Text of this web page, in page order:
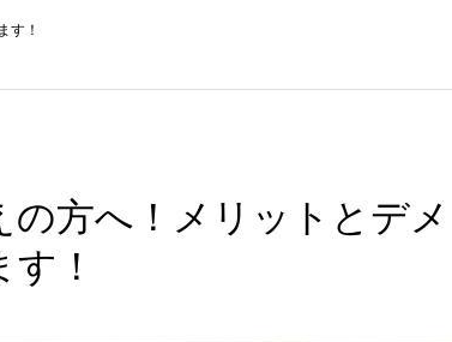
す！
方へ！メリットとデメ
！